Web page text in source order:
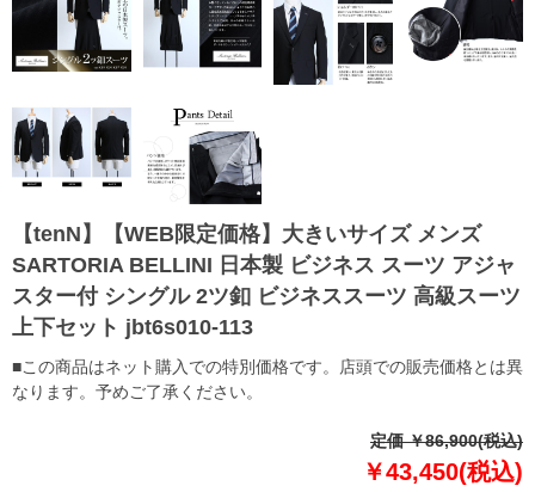
【tenN】【WEB限定価格】大きいサイズ メンズ
SARTORIA BELLINI 日本製 ビジネス スーツ アジャ
スター付 シングル 2ツ釦 ビジネススーツ 高級スーツ
上下セット jbt6s010-113
■この商品はネット購入での特別価格です。店頭での販売価格とは異
なります。予めご了承ください。
定価 ￥86,900(税込)
￥43,450(税込)